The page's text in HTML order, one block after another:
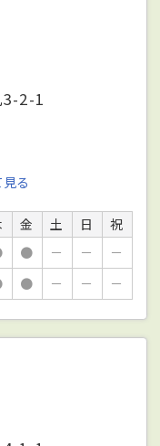
2-1
る
金 土 日
祝
● － －
－
● － － －